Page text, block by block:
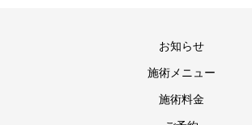
お知らせ
施術メニュー
施術料金